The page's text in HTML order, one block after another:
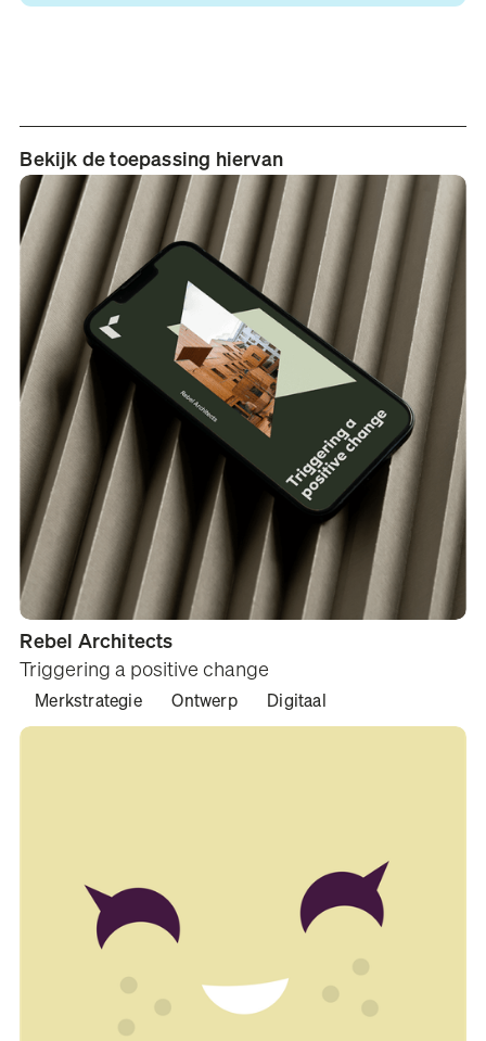
Bekijk de toepassing hiervan
Rebel Architects
Triggering a positive change
Merkstrategie Ontwerp Digitaal